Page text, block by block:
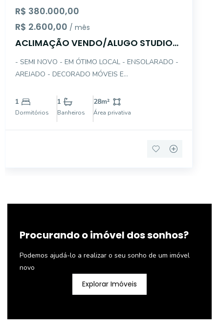
R$ 380.000,00
R$ 2.600,00 / mês
ACLIMAÇÃO VENDO/ALUGO STUDIO
COM GARAGEM
- SEMI NOVO - EM ÓTIMO LOCAL - ENSOLARADO -
AREJADO - DECORADO MÓVEIS E
SOFÁ, CAMA, MESA, CADEIRAS, GELADEIRA,
FOGÃO, MICROONDAS, TV, RACK, INCLUSIVE
ACESSÓRIOS DE COZINHA (TALHERES, LOUÇAS,
1
Dormitórios
1
Banheiros
28m²
Área privativa
Procurando o imóvel dos sonhos?
Podemos ajudá-lo a realizar o seu sonho de um imóvel
novo
Explorar Imóveis